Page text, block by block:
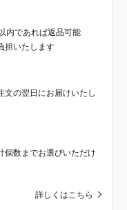
内であれば返品可能
担いたします
文の翌日にお届けいたし
個数までお選びいただけ
詳しくはこちら